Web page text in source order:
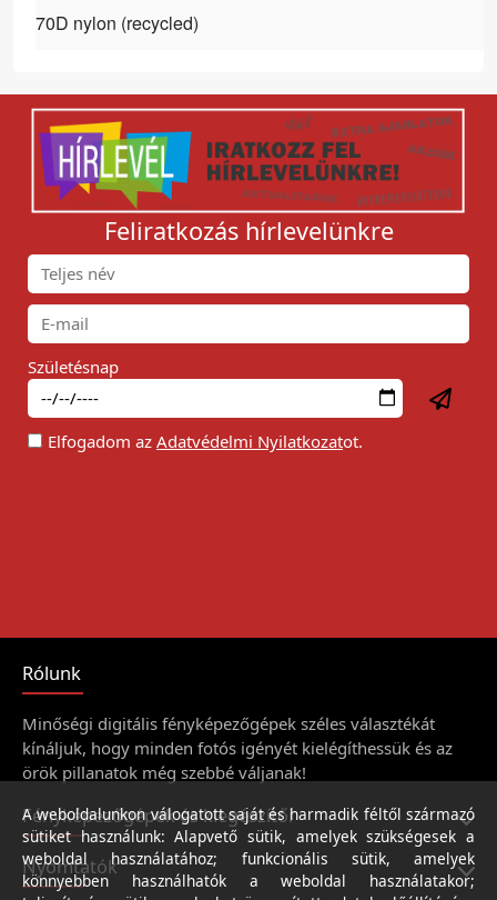
70D nylon (recycled)
Feliratkozás hírlevelünkre
Születésnap
Elfogadom az Adatvédelmi Nyilatkozatot.
Rólunk
Minőségi digitális fényképezőgépek széles választékát
kínáljuk, hogy minden fotós igényét kielégíthessük és az
örök pillanatok még szebbé váljanak!
Fényképezőgépek és kiegészítői
Nyomtatók
A weboldalunkon válogatott saját és harmadik féltől származó
sütiket használunk: Alapvető sütik, amelyek szükségesek a
weboldal használatához; funkcionális sütik, amelyek
könnyebben használhatók a weboldal használatakor;